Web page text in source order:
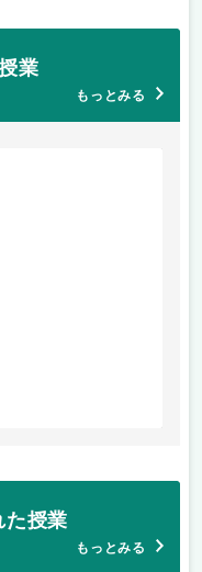
業
もっとみる
た授業
もっとみる